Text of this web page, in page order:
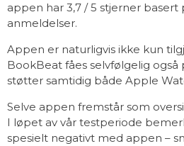
appen har 3,7 / 5 stjerner basert
anmeldelser.
Appen er naturligvis ikke kun
BookBeat fåes selvfølgelig også
støtter samtidig både Apple
Selve appen fremstår som
I løpet av vår testperiode
spesielt negativt med appen –